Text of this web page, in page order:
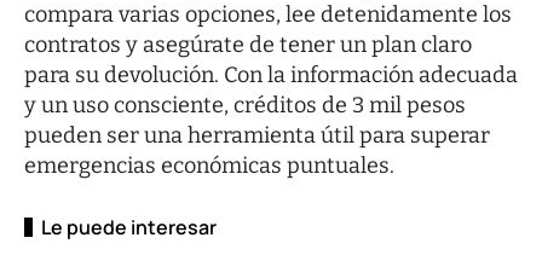
compara varias opciones, lee detenidamente los
contratos y asegúrate de tener un plan claro
para su devolución. Con la información adecuada
y un uso consciente, créditos de 3 mil pesos
pueden ser una herramienta útil para superar
emergencias económicas puntuales.
Le puede interesar